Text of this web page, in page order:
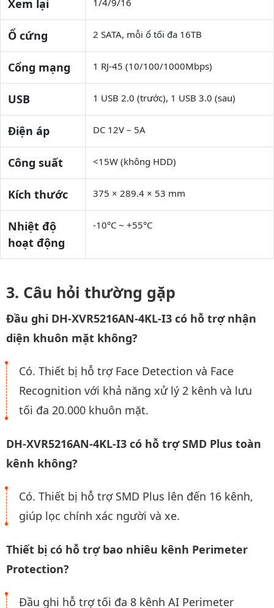
Xem lại
Ổ cứng 2 SATA, mỗi ổ tối đa 16TB
Cổng mạng 1 RJ-45 (10/100/1000Mbps)
USB 1 USB 2.0 (trước), 1 USB 3.0 (sau)
Điện áp DC 12V – 5A
Công suất <15W (không HDD)
Kích thước 375 × 289.4 × 53 mm
Nhiệt độ
hoạt động
-10°C ~ +55°C
Câu hỏi thường gặp
Đầu ghi DH-XVR5216AN-4KL-I3 có hỗ trợ nhận
diện khuôn mặt không?
Có. Thiết bị hỗ trợ Face Detection và Face
Recognition với khả năng xử lý 2 kênh và lưu
tối đa 20.000 khuôn mặt.
DH-XVR5216AN-4KL-I3 có hỗ trợ SMD Plus toàn
kênh không?
Có. Thiết bị hỗ trợ SMD Plus lên đến 16 kênh,
giúp lọc chính xác người và xe.
Thiết bị có hỗ trợ bao nhiêu kênh Perimeter
Protection?
Đầu ghi hỗ trợ tối đa 8 kênh AI Perimeter